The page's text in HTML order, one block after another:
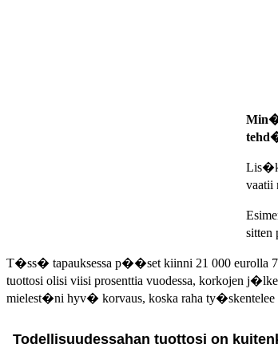
Min�
vaatii
sitten
T�ss� tapauksessa p��set kiinni 21 000 eurolla
tuottosi olisi viisi prosenttia vuodessa, korkojen
mielest�ni hyv� korvaus, koska raha ty�skentelee
Todellisuudessahan tuottosi on